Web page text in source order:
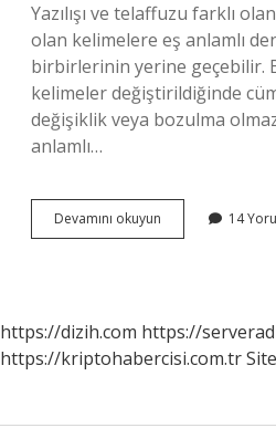
Yazılışı ve telaffuzu farklı
olan kelimelere eş anlamlı
birbirlerinin yerine geçebilir.
kelimeler değiştirildiğinde
değişiklik veya bozulma
anlamlı…
Devamını okuyun
Nın
14
https://dizih.com https://
https://kriptohabercisi.com.tr